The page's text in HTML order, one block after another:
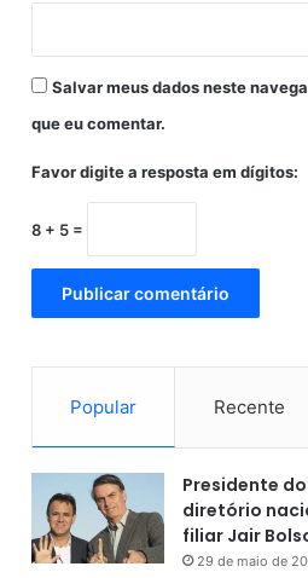
Salvar meus dados neste
que eu comentar.
Favor digite a resposta em dígitos:
8 + 5 =
Popular Recente
Presidente
diretório
filiar Jair
29 de maio de